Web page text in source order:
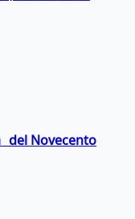
del Novecento